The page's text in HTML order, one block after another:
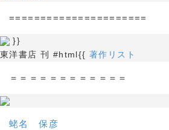
======================
}} [[久保
東洋書店 刊 #html{{ 著作リスト
＝＝＝＝＝＝＝＝＝＝＝＝
蛯名 保彦